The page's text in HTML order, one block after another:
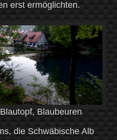
erst ermöglichten.
Blaubeuren
die Schwäbische Alb